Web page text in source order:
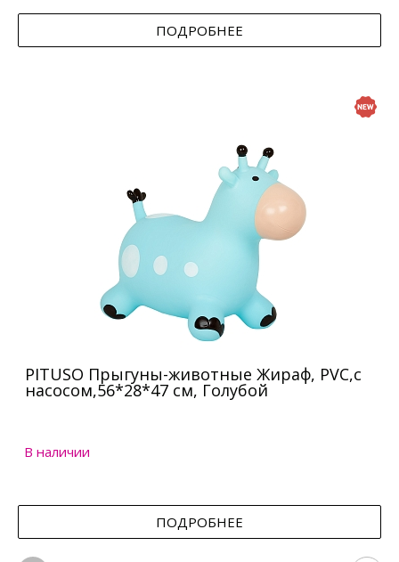
ПОДРОБНЕЕ
PITUSO Прыгуны-животные Жираф, PVC,с
насосом,56*28*47 см, Голубой
В наличии
ПОДРОБНЕЕ